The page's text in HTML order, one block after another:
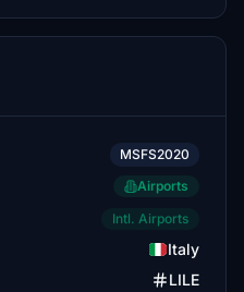
MSFS2020
Airports
Intl. Airports
Italy
LILE